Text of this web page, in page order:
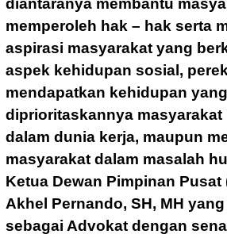
diantaranya membantu
memperoleh hak – hak serta
aspirasi masyarakat yang
aspek kehidupan sosial,
mendapatkan kehidupan
diprioritaskannya masyarakat
dalam dunia kerja, maupun
masyarakat dalam masalah
Ketua Dewan Pimpinan Pusat
Akhel Pernando, SH, MH
sebagai Advokat dengan